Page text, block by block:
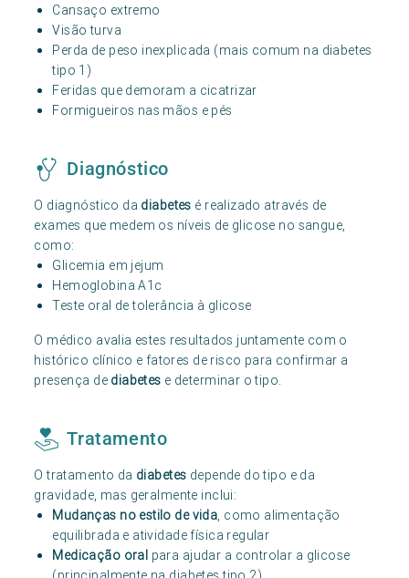
Cansaço extremo
Visão turva
Perda de peso inexplicada (mais comum na diabetes
tipo 1)
Feridas que demoram a cicatrizar
Formigueiros nas mãos e pés
Diagnóstico
O diagnóstico da diabetes é realizado através de
exames que medem os níveis de glicose no sangue,
como:
Glicemia em jejum
Hemoglobina A1c
Teste oral de tolerância à glicose
O médico avalia estes resultados juntamente com o
histórico clínico e fatores de risco para confirmar a
presença de diabetes e determinar o tipo.
Tratamento
O tratamento da diabetes depende do tipo e da
gravidade, mas geralmente inclui:
Mudanças no estilo de vida, como alimentação
equilibrada e atividade física regular
Medicação oral para ajudar a controlar a glicose